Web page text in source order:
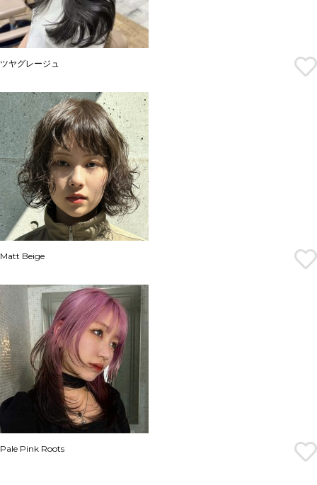
ツヤグレージュ
Matt Beige
Pale Pink Roots